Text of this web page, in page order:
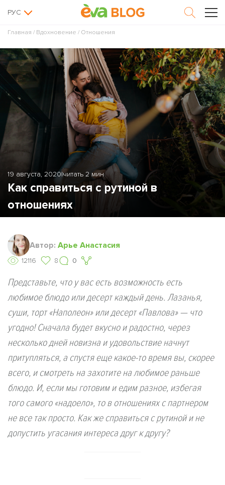
РУС
Главная / Вдохновение / Отношения
19 августа, 2020|читать 2 мин
Как справиться с рутиной в
отношениях
Автор: Арьe Анастасия
12116 8 0
Представьте, что у вас есть возможность есть
любимое блюдо или десерт каждый день. Лазанья,
суши, торт «Наполеон» или десерт «Павлова» — что
угодно! Сначала будет вкусно и радостно, через
несколько дней новизна и удовольствие начнут
притупляться, а спустя еще какое-то время вы, скорее
всего, и смотреть на захотите на любимое раньше
блюдо. И, если мы готовим и едим разное, избегая
того самого «надоело», то в отношениях с партнером
не все так просто. Как же справиться с рутиной и не
допустить угасания интереса друг к другу?